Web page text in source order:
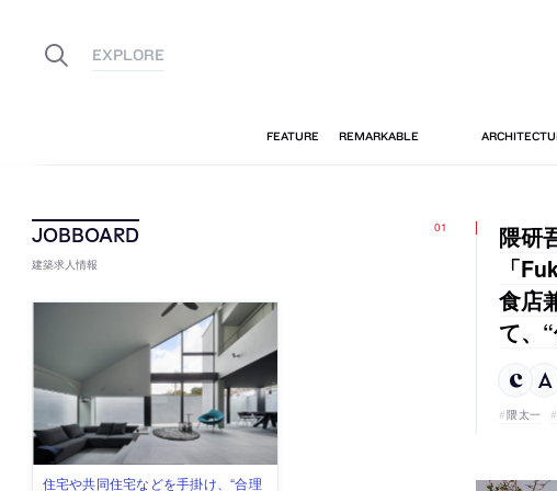
建築求人情報
古民家を軸に全国で“価値循環の仕組
リノベる株式会社が、設計パートナ
社会への影響力のある建築を手掛
代官山を拠点に活動する「梅澤竜也 /
住宅や共同住宅などを手掛け、“合理
隈研
「
食店
て、
隈太一